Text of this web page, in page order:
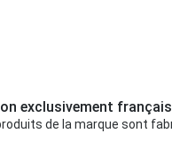
exclusivement
de la marque sont